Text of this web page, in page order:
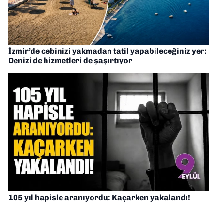
İzmir’de cebinizi yakmadan tatil yapabileceğiniz yer:
Denizi de hizmetleri de şaşırtıyor
105 yıl hapisle aranıyordu: Kaçarken yakalandı!